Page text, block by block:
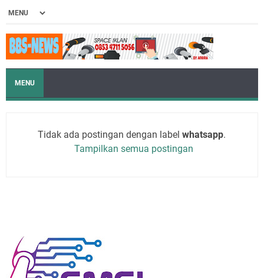
MENU
Tidak ada postingan dengan labelwhatsapp.
Tampilkan semua postingan